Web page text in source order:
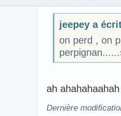
jeepey a
on perd , on
ah
Dernière